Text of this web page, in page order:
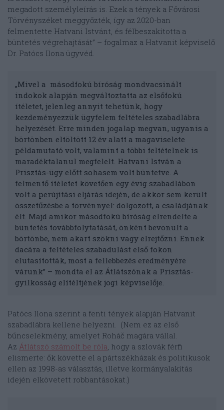
megadott személyleírás is. Ezek a tények a Fővárosi
Törvényszéket meggyőzték, így az 2020-ban
felmentette Hatvani Istvánt, és félbeszakította a
büntetés végrehajtását” – fogalmaz a Hatvanit képviselő
Dr. Patócs Ilona ügyvéd.
„Mivel a másodfokú bíróság mondvacsinált
indokok alapján megváltoztatta az elsőfokú
ítéletet, jelenleg annyit tehetünk, hogy
kezdeményezzük ügyfelem feltételes szabadlábra
helyezését. Erre minden jogalap megvan, ugyanis a
börtönben eltöltött 12 év alatt a magaviselete
példamutató volt, valamint a többi feltételnek is
maradéktalanul megfelelt. Hatvani István a
Prisztás-ügy előtt sohasem volt büntetve. A
felmentő ítéletet követően egy évig szabadlábon
volt a perújítási eljárás idején, de akkor sem került
összetűzésbe a törvénnyel: dolgozott, a családjának
élt. Majd amikor másodfokú bíróság elrendelte a
büntetés továbbfolytatását, önként bevonult a
börtönbe, nem akart szökni vagy elrejtőzni. Ennek
dacára a feltételes szabadulást első fokon
elutasították, most a fellebbezés eredményére
várunk” – mondta el az Átlátszónak a Prisztás-
gyilkosság elítéltjének jogi képviselője.
Patócs Ilona szerint a fenti tények alapján Hatvanit
szabadlábra kellene helyezni. (Nem ez az első
bűncselekmény, amelyet Roháč magára vállal.
Az Átlátszó számolt be róla, hogy a szlovák férfi
elismerte: ők követte el a pártszékházak és politikusok
ellen az 1998-as választás, illetve kormányalakítás
idején elkövetett robbantásokat.)